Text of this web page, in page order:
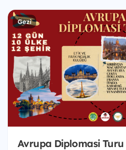
Gezi
Avrupa Diplomasi Turu